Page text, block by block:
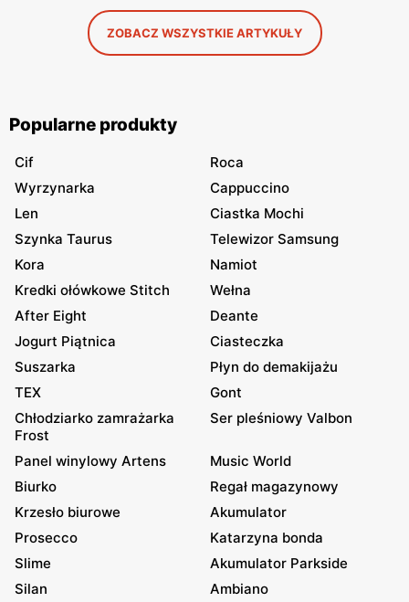
ZOBACZ WSZYSTKIE ARTYKUŁY
Popularne produkty
Cif
Roca
Wyrzynarka
Cappuccino
Len
Ciastka Mochi
Szynka Taurus
Telewizor Samsung
Kora
Namiot
Kredki ołówkowe Stitch
Wełna
After Eight
Deante
Jogurt Piątnica
Ciasteczka
Suszarka
Płyn do demakijażu
TEX
Gont
Chłodziarko zamrażarka
Frost
Ser pleśniowy Valbon
Panel winylowy Artens
Music World
Biurko
Regał magazynowy
Krzesło biurowe
Akumulator
Prosecco
Katarzyna bonda
Slime
Akumulator Parkside
Silan
Ambiano